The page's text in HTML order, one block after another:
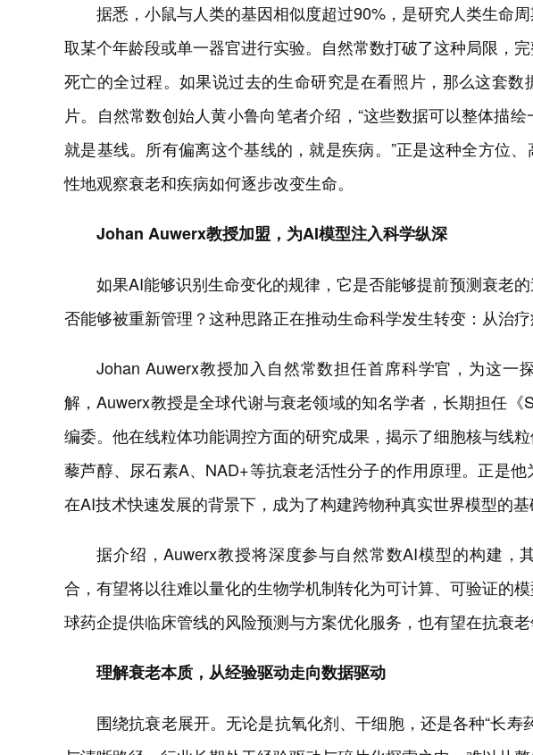
据悉，小鼠与人类的基因相似度超过90%，是研究人类生命
取某个年龄段或单一器官进行实验。自然常数打破了这种局限，
死亡的全过程。如果说过去的生命研究是在看照片，那么这套
片。自然常数创始人黄小鲁向笔者介绍，“这些数据可以整体描
就是基线。所有偏离这个基线的，就是疾病。”正是这种全方位
性地观察衰老和疾病如何逐步改变生命。
Johan Auwerx教授加盟，为AI模型注入科学纵深
如果AI能够识别生命变化的规律，它是否能够提前预测衰老
否能够被重新管理？这种思路正在推动生命科学发生转变：从治疗
Johan Auwerx教授加入自然常数担任首席科学官，为这一
解，Auwerx教授是全球代谢与衰老领域的知名学者，长期担任
编委。他在线粒体功能调控方面的研究成果，揭示了细胞核与线
藜芦醇、尿石素A、NAD+等抗衰老活性分子的作用原理。正是他
在AI技术快速发展的背景下，成为了构建跨物种真实世界模型的基
据介绍，Auwerx教授将深度参与自然常数AI模型的构建，
合，有望将以往难以量化的生物学机制转化为可计算、可验证的
球药企提供临床管线的风险预测与方案优化服务，也有望在抗衰老
理解衰老本质，从经验驱动走向数据驱动
围绕抗衰老展开。无论是抗氧化剂、干细胞，还是各种“长寿